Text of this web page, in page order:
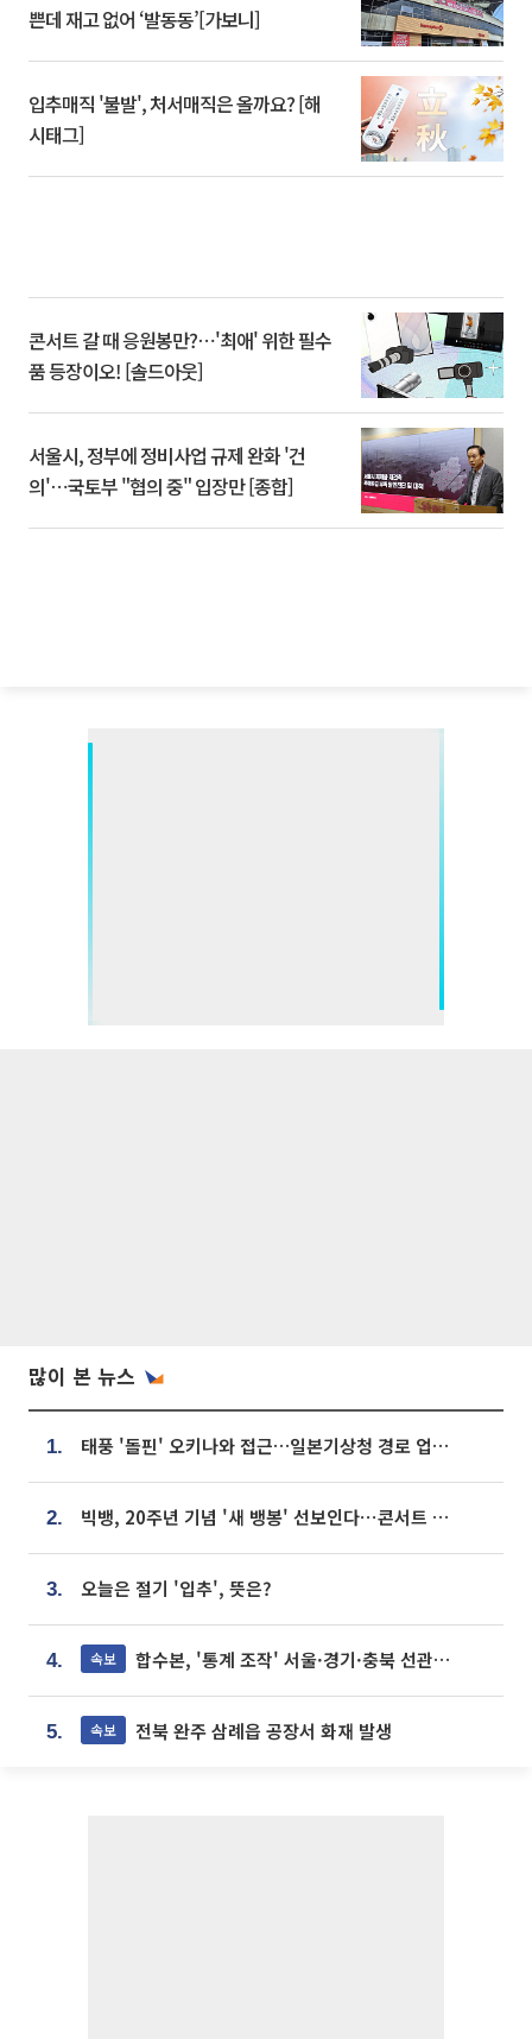
쁜데 재고 없어 ‘발동동’[가보니]
입추매직 '불발', 처서매직은 올까요? [해
시태그]
콘서트 갈 때 응원봉만?⋯'최애' 위한 필수
품 등장이오! [솔드아웃]
서울시, 정부에 정비사업 규제 완화 '건
의'⋯국토부 "협의 중" 입장만 [종합]
많이 본 뉴스
1. 태풍 '돌핀' 오키나와 접근…일본기상청 경로 업데이트
2. 빅뱅, 20주년 기념 '새 뱅봉' 선보인다⋯콘서트 앞두고 팝업 개최
3. 오늘은 절기 '입추', 뜻은?
4. 속보 합수본, '통계 조작' 서울·경기·충북 선관위 등 추가 압수수색
5. 속보 전북 완주 삼례읍 공장서 화재 발생